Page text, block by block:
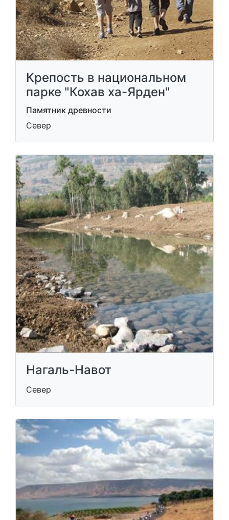
Крепость в национальном
парке "Кохав ха-Ярден"
Памятник древности
Север
Нагаль-Навот
Север